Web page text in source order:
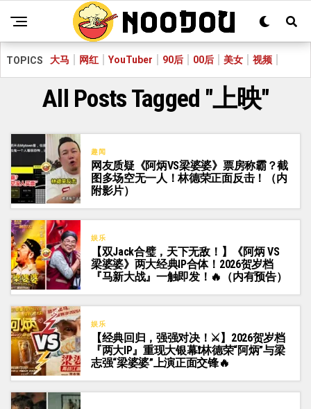
TOPICS 大马 网红 YouTuber 90后 00后 美女 视频
All Posts Tagged "上映"
趣闻
网友质疑《阿炳VS梁婆婆》票房称霸？截
图多场空无一人！林德荣正面反击！（内
附影片）
娱乐
【双Jack合璧，天下无敌！】《阿炳 VS
梁婆婆》两大经典IP合体！2026贺岁档
『马新大战』一触即发！🔥（内有预告）
娱乐
【经典回归，强强对决！⚔️】2026贺岁档
『两大IP』重现大银幕❗林德荣“阿炳”与梁
志强“梁婆婆”上演正面交锋🔥